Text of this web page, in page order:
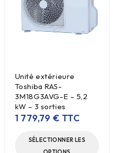
Unité extérieure
Toshiba RAS-
3M18G3AVG-E – 5,2
kW – 3 sorties
1 779,79€ TTC
SÉLECTIONNER LES